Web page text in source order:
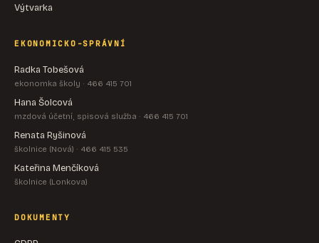
Výtvarka
EKONOMICKO-SPRÁVNÍ
Radka Tobešová
ekonomka školy · 466 415 701
Hana Šolcová
mzdová účetní, spisová služba · 466 415 701
Renata Ryšinová
školnice (Nová) · 466 415 535
Kateřina Menčíková
školnice (Lonkova)
DOKUMENTY